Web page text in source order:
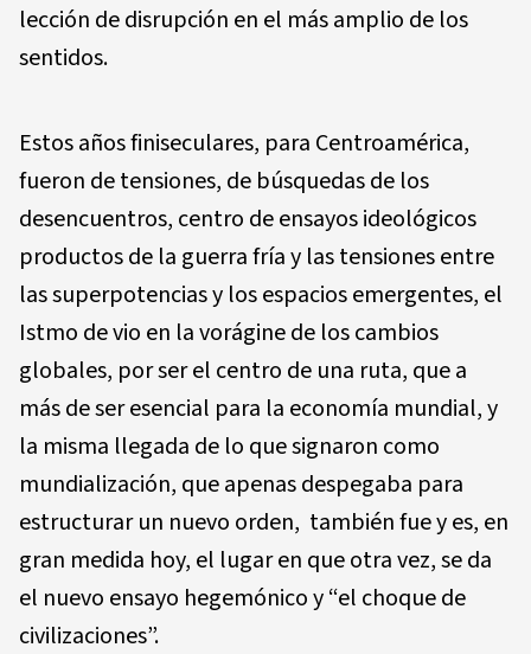
lección de disrupción en el más amplio de los
sentidos.
Estos años finiseculares, para Centroamérica,
fueron de tensiones, de búsquedas de los
desencuentros, centro de ensayos ideológicos
productos de la guerra fría y las tensiones entre
las superpotencias y los espacios emergentes, el
Istmo de vio en la vorágine de los cambios
globales, por ser el centro de una ruta, que a
más de ser esencial para la economía mundial, y
la misma llegada de lo que signaron como
mundialización, que apenas despegaba para
estructurar un nuevo orden, también fue y es, en
gran medida hoy, el lugar en que otra vez, se da
el nuevo ensayo hegemónico y “el choque de
civilizaciones”.